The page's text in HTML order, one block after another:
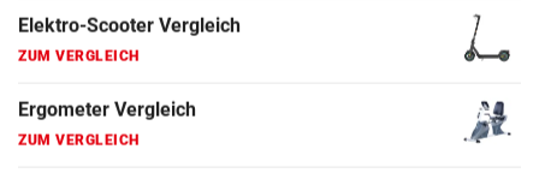
Faszienrolle Vergleich
Hoverboard Vergleich